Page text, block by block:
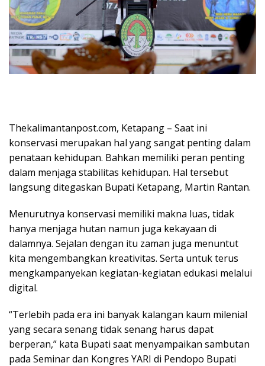
Thekalimantanpost.com, Ketapang – Saat ini
konservasi merupakan hal yang sangat penting dalam
penataan kehidupan. Bahkan memiliki peran penting
dalam menjaga stabilitas kehidupan. Hal tersebut
langsung ditegaskan Bupati Ketapang, Martin Rantan.
Menurutnya konservasi memiliki makna luas, tidak
hanya menjaga hutan namun juga kekayaan di
dalamnya. Sejalan dengan itu zaman juga menuntut
kita mengembangkan kreativitas. Serta untuk terus
mengkampanyekan kegiatan-kegiatan edukasi melalui
digital.
“Terlebih pada era ini banyak kalangan kaum milenial
yang secara senang tidak senang harus dapat
berperan,” kata Bupati saat menyampaikan sambutan
pada Seminar dan Kongres YARI di Pendopo Bupati